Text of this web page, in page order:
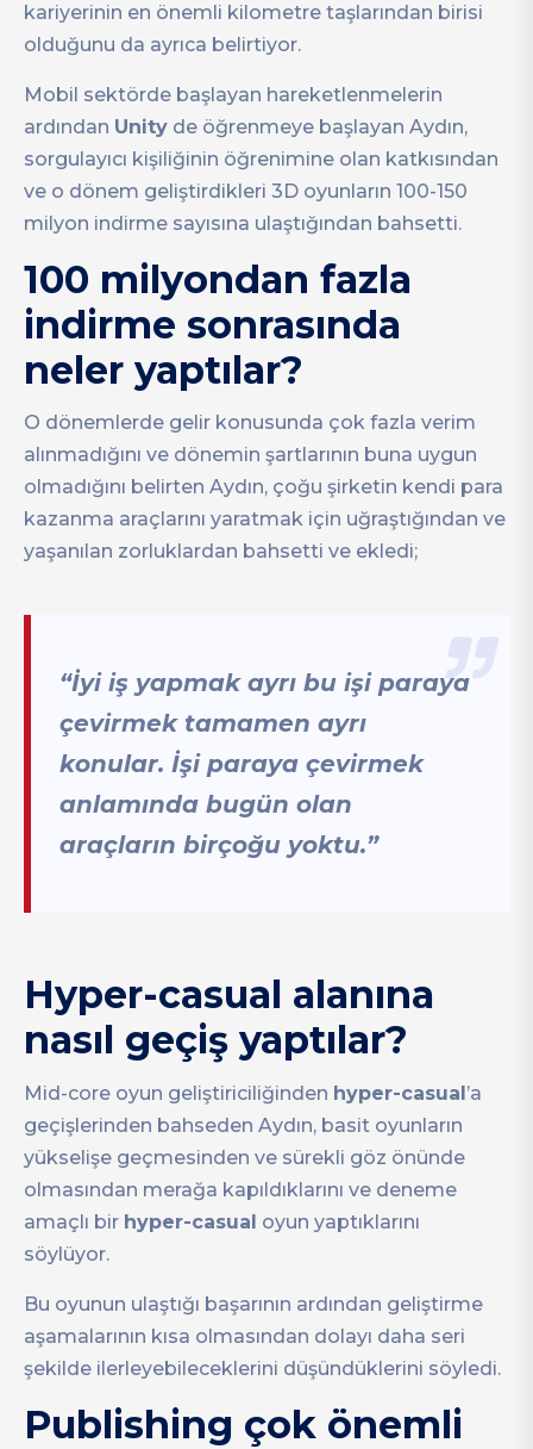
kariyerinin en önemli kilometre taşlarından birisi
olduğunu da ayrıca belirtiyor.
Mobil sektörde başlayan hareketlenmelerin
ardından Unity de öğrenmeye başlayan Aydın,
sorgulayıcı kişiliğinin öğrenimine olan katkısından
ve o dönem geliştirdikleri 3D oyunların 100-150
milyon indirme sayısına ulaştığından bahsetti.
100 milyondan fazla
indirme sonrasında
neler yaptılar?
O dönemlerde gelir konusunda çok fazla verim
alınmadığını ve dönemin şartlarının buna uygun
olmadığını belirten Aydın, çoğu şirketin kendi para
kazanma araçlarını yaratmak için uğraştığından ve
yaşanılan zorluklardan bahsetti ve ekledi;
“İyi iş yapmak ayrı bu işi paraya
çevirmek tamamen ayrı
konular. İşi paraya çevirmek
anlamında bugün olan
araçların birçoğu yoktu.”
Hyper-casual alanına
nasıl geçiş yaptılar?
Mid-core oyun geliştiriciliğinden hyper-casual’a
geçişlerinden bahseden Aydın, basit oyunların
yükselişe geçmesinden ve sürekli göz önünde
olmasından merağa kapıldıklarını ve deneme
amaçlı bir hyper-casual oyun yaptıklarını
söylüyor.
Bu oyunun ulaştığı başarının ardından geliştirme
aşamalarının kısa olmasından dolayı daha seri
şekilde ilerleyebileceklerini düşündüklerini söyledi.
Publishing çok önemli